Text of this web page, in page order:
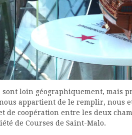
sont loin géographiquement, mais
appartient de le remplir, nous
de coopération entre les deux
de Courses de Saint-Malo.